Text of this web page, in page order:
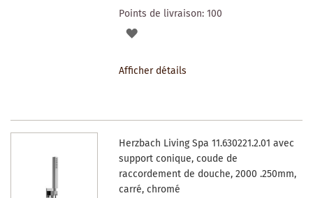
Points de livraison:100
AJOUTER
SOUHAITS
Afficher détails
Herzbach Living Spa 11.630221.2.01 avec
support conique, coude de
raccordement de douche, 2000 .250mm,
carré, chromé